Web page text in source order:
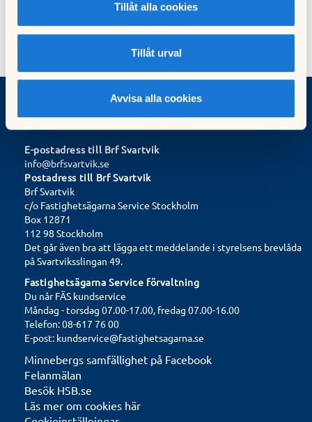
Tillåt alla cookies
Tillåt urval
Avvisa alla cookies
E-postadress till Brf Svartvik
info@brfsvartvik.se
Postadress till Brf Svartvik
Brf Svartvik
c/o Fastighetsägarna Service Stockholm
Box 12871
112 98 Stockholm
Det går även bra att lägga ett meddelande i styrelsens brevlåda
på Svartviksslingan 49.
Fastighetsägarna Service förvaltning
Du når FÄS kundservice
Måndag - torsdag 07.00-17.00, fredag 07.00-16.00
Telefon: 08-617 76 00
E-post: kundservice@fastighetsagarna.se
Minnebergs samfällighet på Facebook
Felanmälan
Besök HSB.se
Läs mer om cookies här